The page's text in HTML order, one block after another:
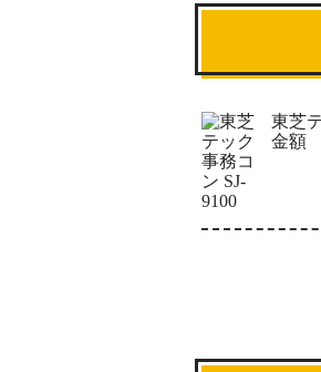
東芝
金額